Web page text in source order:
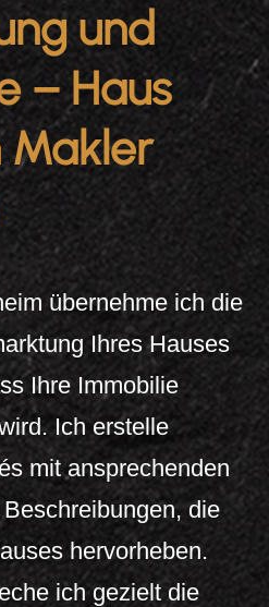
und
– Haus
Makler
übernehme ich die
Ihres Hauses
Ihre Immobilie
Ich erstelle
mit ansprechenden
die
hervorheben.
ich gezielt die